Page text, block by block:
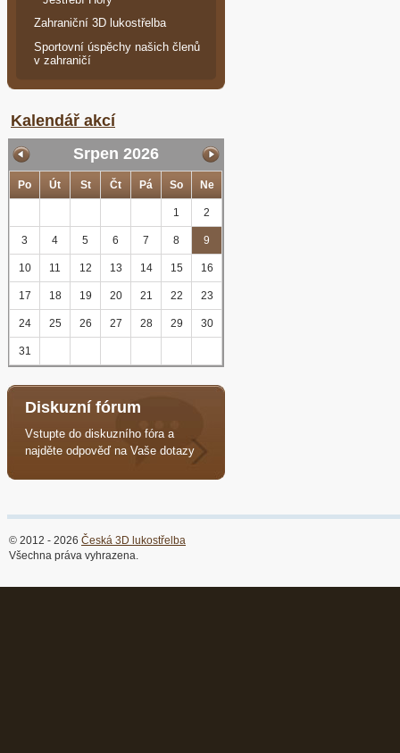
Zahraniční 3D lukostřelba
Sportovní úspěchy našich členů
v zahraničí
Kalendář akcí
Srpen 2026
Po Út St Čt Pá So Ne
1 2
3 4 5 6 7 8 9
10 11 12 13 14 15 16
17 18 19 20 21 22 23
24 25 26 27 28 29 30
31
Diskuzní fórum
Vstupte do diskuzního fóra a
najděte odpověď na Vaše dotazy
© 2012 - 2026 Česká 3D lukostřelba
Všechna práva vyhrazena.